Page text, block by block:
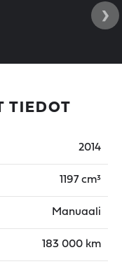
›
TIEDOT
2014
1197 cm³
Manuaali
183 000 km